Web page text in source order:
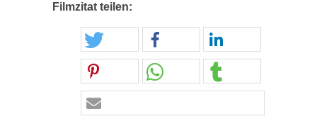
Filmzitat teilen: